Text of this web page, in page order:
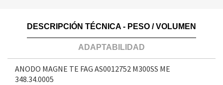
DESCRIPCIÓN TÉCNICA - PESO / VOLUMEN
ADAPTABILIDAD
ANODO MAGNE TE FAG AS0012752 M300SS ME
348.34.0005